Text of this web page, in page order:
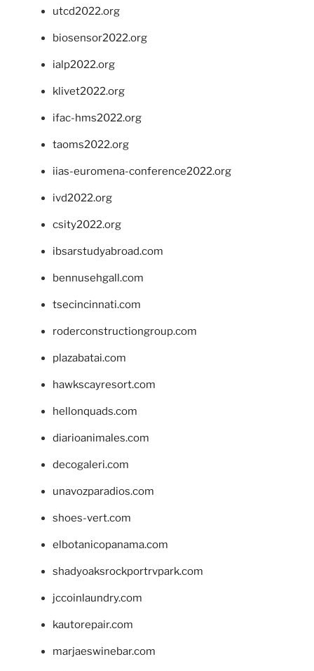
utcd2022.org
biosensor2022.org
ialp2022.org
klivet2022.org
ifac-hms2022.org
taoms2022.org
iias-euromena-conference2022.org
ivd2022.org
csity2022.org
ibsarstudyabroad.com
bennusehgall.com
tsecincinnati.com
roderconstructiongroup.com
plazabatai.com
hawkscayresort.com
hellonquads.com
diarioanimales.com
decogaleri.com
unavozparadios.com
shoes-vert.com
elbotanicopanama.com
shadyoaksrockportrvpark.com
jccoinlaundry.com
kautorepair.com
marjaeswinebar.com